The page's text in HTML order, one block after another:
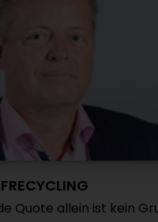
Quote allein ist kein